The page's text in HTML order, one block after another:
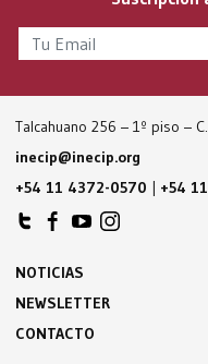
Talcahuano 256 – 1º piso –
inecip@inecip.org
+54 11 4372-0570 | +54
NOTICIAS
NEWSLETTER
CONTACTO